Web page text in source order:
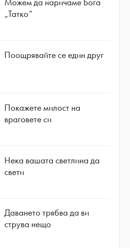
„Татко”
Поощрявайте се един друг
Покажете милост на
враговете си
Нека вашата светлина да
свети
Даването трябва да ви
струва нещо